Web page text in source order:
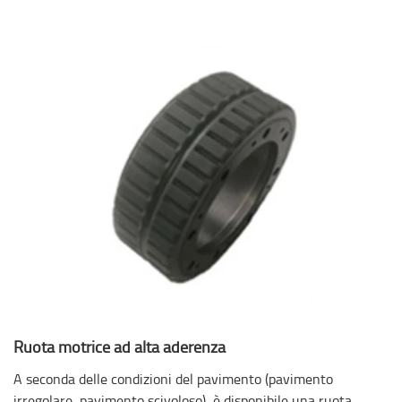
Ruota motrice ad alta aderenza
A seconda delle condizioni del pavimento (pavimento